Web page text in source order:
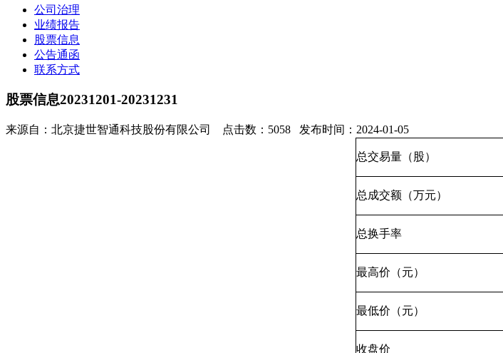
公司治理
业绩报告
股票信息
公告通函
联系方式
股票信息20231201-20231231
来源自：北京捷世智通科技股份有限公司 点击数：5058 发布时间：2024-01-05
总交易量（股）
总成交额（万元）
总换手率
最高价（元）
最低价（元）
收盘价